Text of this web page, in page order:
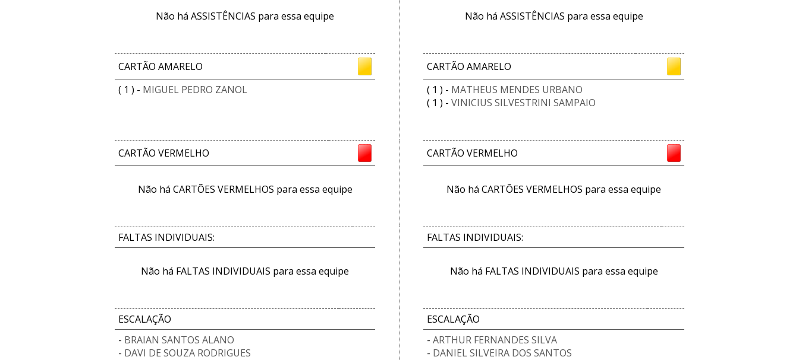
Não há ASSISTÊNCIAS para essa equipe Não há ASSISTÊNCIAS para essa equipe
CARTÃO AMARELO
( 1 ) - MIGUEL PEDRO ZANOL
CARTÃO AMARELO
( 1 ) - MATHEUS MENDES URBANO
( 1 ) - VINICIUS SILVESTRINI SAMPAIO
CARTÃO VERMELHO
Não há CARTÕES VERMELHOS para essa equipe
CARTÃO VERMELHO
Não há CARTÕES VERMELHOS para essa equipe
FALTAS INDIVIDUAIS:
Não há FALTAS INDIVIDUAIS para essa equipe
FALTAS INDIVIDUAIS:
Não há FALTAS INDIVIDUAIS para essa equipe
ESCALAÇÃO
- BRAIAN SANTOS ALANO
- DAVI DE SOUZA RODRIGUES
ESCALAÇÃO
- ARTHUR FERNANDES SILVA
- DANIEL SILVEIRA DOS SANTOS